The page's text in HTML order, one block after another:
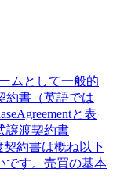
ムとして一般的
約書（英語では
と表
譲渡契約書
契約書は概ね以下
です。売買の基本